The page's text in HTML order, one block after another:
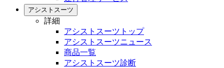
アシストスーツ
詳細
アシストスーツトップ
アシストスーツニュース
商品一覧
アシストスーツ診断